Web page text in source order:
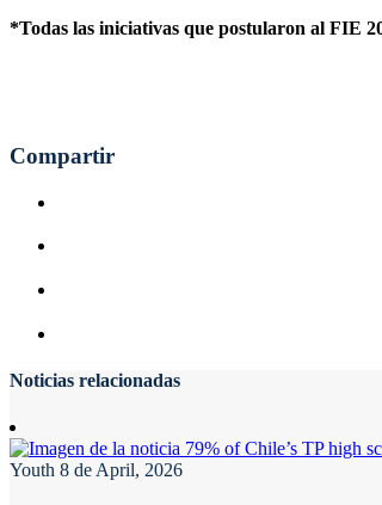
*Todas las iniciativas que postularon al FIE
Compartir
Noticias relacionadas
Youth 8 de April, 2026